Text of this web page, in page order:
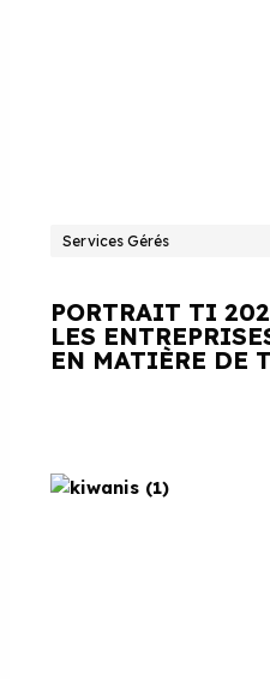
Services Gérés
PORTRAIT TI
LES
EN MATIÈRE DE